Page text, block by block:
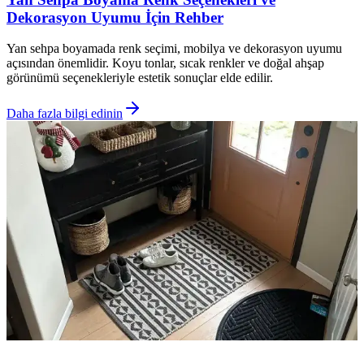
Dekorasyon Uyumu İçin Rehber
Yan sehpa boyamada renk seçimi, mobilya ve dekorasyon uyumu
açısından önemlidir. Koyu tonlar, sıcak renkler ve doğal ahşap
görünümü seçenekleriyle estetik sonuçlar elde edilir.
Daha fazla bilgi edinin